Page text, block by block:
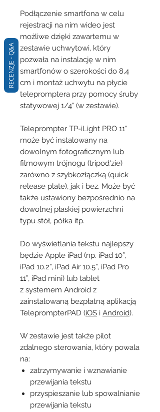
Podłączenie smartfona w celu
rejestracji na nim wideo jest
możliwe dzięki zawartemu w
zestawie uchwytowi, który
pozwała na instalację w nim
smartfonów o szerokości do 8,4
cm i montaż uchwytu na płycie
telepromptera przy pomocy śruby
statywowej 1/4" (w zestawie).
Teleprompter TP-iLight PRO 11"
może być instalowany na
dowolnym fotograficznym lub
filmowym trójnogu (tripod'zie)
zarówno z szybkozłączką (quick
release plate), jak i bez. Może być
także ustawiony bezpośrednio na
dowolnej płaskiej powierzchni
typu stół, półka itp.
Do wyświetlania tekstu najlepszy
będzie Apple iPad (np. iPad 10”,
iPad 10.2”, iPad Air 10.5”, iPad Pro
11”, iPad mini) lub tablet
z systemem Android z
zainstalowaną bezpłatną aplikacją
TeleprompterPAD (iOS i Android).
W zestawie jest także pilot
zdalnego sterowania, który powala
na:
zatrzymywanie i wznawianie
przewijania tekstu
przyspieszanie lub spowalnianie
przewijania tekstu
RECENZJE - Q&A